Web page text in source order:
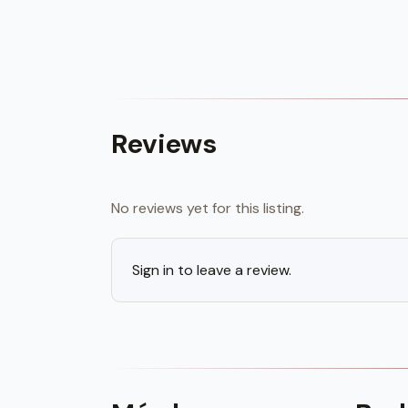
Reviews
No reviews yet for this listing.
Sign in to leave a review.